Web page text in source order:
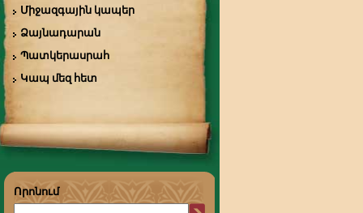
Միջազգային կապեր
Ձայնադարան
Պատկերասրահ
Կապ մեզ հետ
Որոնում